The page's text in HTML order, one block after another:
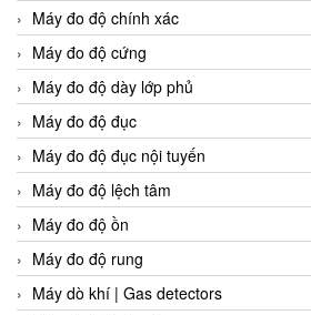
Máy đo độ chính xác
Máy đo độ cứng
Máy đo độ dày lớp phủ
Máy đo độ đục
Máy đo độ đục nội tuyến
Máy đo độ lệch tâm
Máy đo độ ồn
Máy đo độ rung
Máy dò khí | Gas detectors